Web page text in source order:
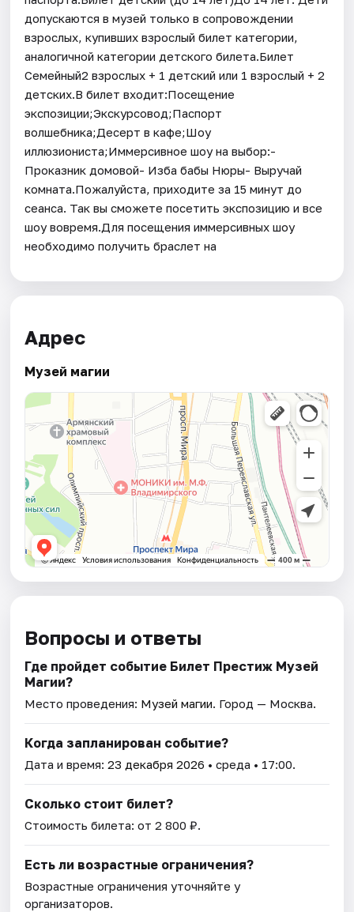
допускаются в музей только в сопровождении
взрослых, купивших взрослый билет категории,
аналогичной категории детского билета.Билет
Семейный2 взрослых + 1 детский или 1 взрослый + 2
детских.В билет входит:Посещение
экспозиции;Экскурсовод;Паспорт
волшебника;Десерт в кафе;Шоу
иллюзиониста;Иммерсивное шоу на выбор:-
Проказник домовой- Изба бабы Нюры- Выручай
комната.Пожалуйста, приходите за 15 минут до
сеанса. Так вы сможете посетить экспозицию и все
шоу вовремя.Для посещения иммерсивных шоу
необходимо получить браслет на
Адрес
Музей магии
Вопросы и ответы
Где пройдет событие Билет Престиж Музей
Магии?
Место проведения: Музей магии. Город — Москва.
Когда запланирован событие?
Дата и время:23 декабря 2026 • среда • 17:00.
Сколько стоит билет?
Стоимость билета: от 2 800 ₽.
Есть ли возрастные ограничения?
Возрастные ограничения уточняйте у
организаторов.